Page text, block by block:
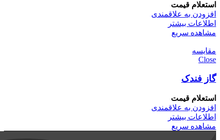
استعلام قیمت
افزودن به علاقمندی
اطلاعات بیشتر
مشاهده سریع
مقایسه
Close
گاز فندک
استعلام قیمت
افزودن به علاقمندی
اطلاعات بیشتر
مشاهده سریع